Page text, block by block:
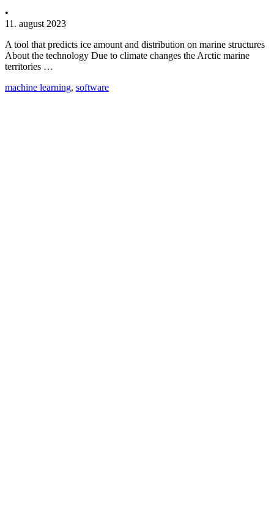
•
11. august 2023
A tool that predicts ice amount and distribution on marine structures
About the technology Due to climate changes the Arctic marine
territories …
machine learning, software